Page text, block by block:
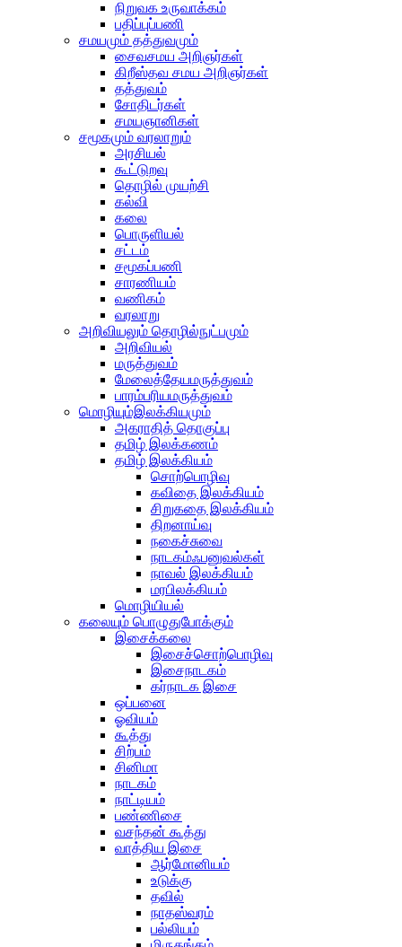
நிறுவக உருவாக்கம்
பதிப்புப்பணி
சமயமும் தத்துவமும்
சைவசமய அறிஞர்கள்
கிறீஸ்தவ சமய அறிஞர்கள்
தத்துவம்
சோதிடர்கள்
சமயஞானிகள்
சமூகமும் வரலாறும்
அரசியல்
கூட்டுறவு
தொழில் முயற்சி
கல்வி
கலை
பொருளியல்
சட்டம்
சமூகப்பணி
சாரணியம்
வணிகம்
வரலாறு
அறிவியலும் தொழில்நுட்பமும்
அறிவியல்
மருத்துவம்
மேலைத்தேயமருத்துவம்
பாரம்பரியமருத்துவம்
மொழியும்இலக்கியமும்
அகராதித் தொகுப்பு
தமிழ் இலக்கணம்
தமிழ் இலக்கியம்
சொற்பொழிவு
கவிதை இலக்கியம்
சிறுகதை இலக்கியம்
திறனாய்வு
நகைச்சுவை
நாடகம்ஃபனுவல்கள்
நாவல் இலக்கியம்
மரபிலக்கியம்
மொழியியல்
கலையும் பொழுதுபோக்கும்
இசைக்கலை
இசைச்சொற்பொழிவு
இசைநாடகம்
கர்நாடக இசை
ஒப்பனை
ஓவியம்
கூத்து
சிற்பம்
சினிமா
நாடகம்
நாட்டியம்
பண்ணிசை
வசந்தன் கூத்து
வாத்திய இசை
ஆர்மோனியம்
உடுக்கு
தவில்
நாதஸ்வரம்
பல்லியம்